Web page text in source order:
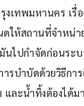
เทพมหานคร เรื่
ดให้สถานที่จำหน่
นไปกำจัดก่อนระ
รบำบัดด้วยวิธีกา
ละน้ำทิ้งต้องได้